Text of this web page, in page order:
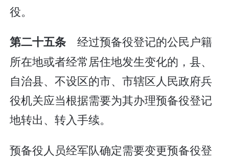
役。
第二十五条经过预备役登记的公民户籍
所在地或者经常居住地发生变化的，县、
自治县、不设区的市、市辖区人民政府兵
役机关应当根据需要为其办理预备役登记
地转出、转入手续。
预备役人员经军队确定需要变更预备役登